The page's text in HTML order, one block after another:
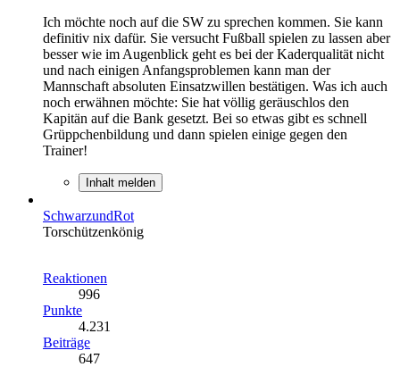
Ich möchte noch auf die SW zu sprechen kommen. Sie kann
definitiv nix dafür. Sie versucht Fußball spielen zu lassen aber
besser wie im Augenblick geht es bei der Kaderqualität nicht
und nach einigen Anfangsproblemen kann man der
Mannschaft absoluten Einsatzwillen bestätigen. Was ich auch
noch erwähnen möchte: Sie hat völlig geräuschlos den
Kapitän auf die Bank gesetzt. Bei so etwas gibt es schnell
Grüppchenbildung und dann spielen einige gegen den
Trainer!
Inhalt melden
SchwarzundRot
Torschützenkönig
Reaktionen
996
Punkte
4.231
Beiträge
647